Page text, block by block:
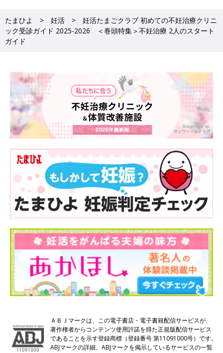
たまひよ 妊活
妊活たまごクラブ 初めての不妊治療クリニ
ック受診ガイド 2025-2026 ＜巻頭特集＞不妊治療 2人のスタート
ガイド
ＡＢＪマークは、この電子書店・電子書籍配信サービスが、
著作権者からコンテンツ使用許諾を得た正規版配信サービス
であることを示す登録商標（登録番号 第11091000号）です。
ABJマークの詳細、ABJマークを掲示しているサービスの一覧